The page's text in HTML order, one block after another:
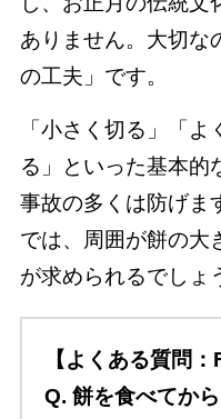
ありません。大切な
の工夫」です。
「小さく切る」「
る」といった基本的
事故の多くは防げま
では、周囲が餅の大
が求められるでしょ
【よくある質問：
Q. 餅を食べてか